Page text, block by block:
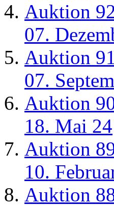
Auktion
07.
Auktion 91
07.
Auktion
18. Mai 24
Auktion
10.
Auktion